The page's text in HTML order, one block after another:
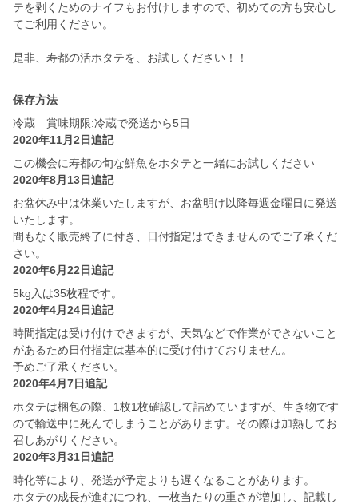
テを剥くためのナイフもお付けしますので、初めての方も安心し
てご利用ください。
是非、寿都の活ホタテを、お試しください！！
保存方法
冷蔵 賞味期限:冷蔵で発送から5日
2020年11月2日追記
この機会に寿都の旬な鮮魚をホタテと一緒にお試しください
2020年8月13日追記
お盆休み中は休業いたしますが、お盆明け以降毎週金曜日に発送
いたします。
間もなく販売終了に付き、日付指定はできませんのでご了承くだ
さい。
2020年6月22日追記
5kg入は35枚程です。
2020年4月24日追記
時間指定は受け付けできますが、天気などで作業ができないこと
があるため日付指定は基本的に受け付けておりません。
予めご了承ください。
2020年4月7日追記
ホタテは梱包の際、1枚1枚確認して詰めていますが、生き物です
ので輸送中に死んでしまうことがあります。その際は加熱してお
召しあがりください。
2020年3月31日追記
時化等により、発送が予定よりも遅くなることがあります。
ホタテの成長が進むにつれ、一枚当たりの重さが増加し、記載し